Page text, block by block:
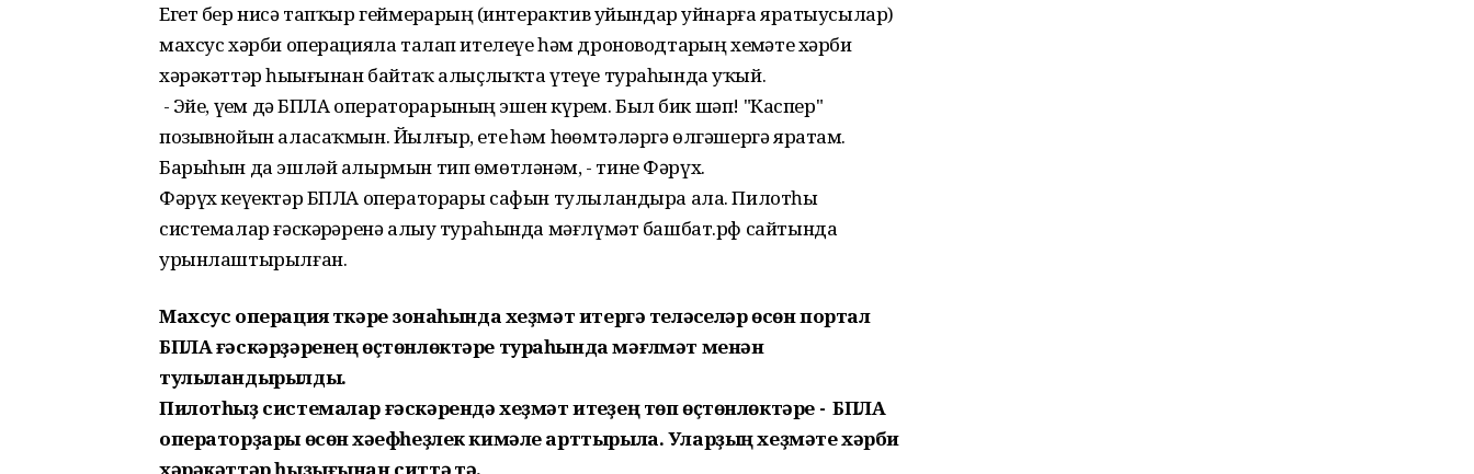
Егет бер нисә тапҡыр геймерҙарҙың (интерактив уйындар уйнарға яратыусылар)
махсус хәрби операцияла талап ителеүе һәм дроноводтарҙың хеҙмәте хәрби
хәрәкәттәр һыҙығынан байтаҡ алыҫлыҡта үтеүе тураһында уҡый.
- Эйе, үҙем дә БПЛА операторҙарының эшен күрҙем. Был бик шәп! "Каспер"
позывнойын аласаҡмын. Йылғыр, етеҙ һәм һөҙөмтәләргә өлгәшергә яратам.
Барыһын да эшләй алырмын тип өмөтләнәм, - тине Фәрүх.
Фәрүх кеүектәр БПЛА операторҙары сафын тулыландыра ала. Пилотһыҙ
системалар ғәскәрҙәренә алыу тураһында мәғлүмәт башбат.рф сайтында
урынлаштырылған.
Махсус операция үткәреү зонаһында хеҙмәт итергә теләүселәр өсөн портал
БПЛА ғәскәрҙәренең өҫтөнлөктәре тураһында мәғлүмәт менән
тулыландырылды.
Пилотһыҙ системалар ғәскәрендә хеҙмәт итеүҙең төп өҫтөнлөктәре - БПЛА
операторҙары өсөн хәүефһеҙлек кимәле арттырыла. Уларҙың хеҙмәте хәрби